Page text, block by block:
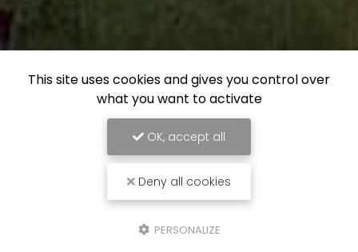
This site uses cookies and gives you control over
what you want to activate
OK, accept all
Deny all cookies
PERSONALIZE